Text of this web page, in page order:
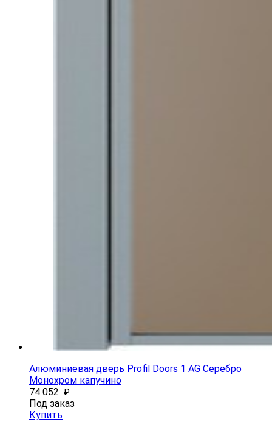
Алюминиевая дверь Profil Doors 1 AG Серебро
Монохром капучино
74 052 ₽
Под заказ
Купить